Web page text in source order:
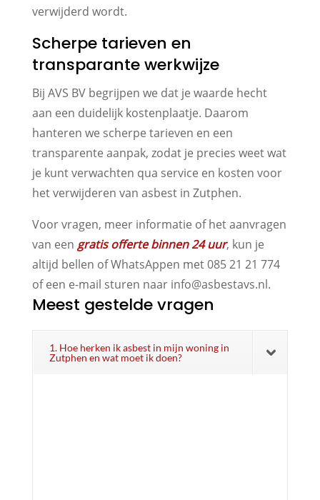
verwijderd wordt.
Scherpe tarieven en
transparante werkwijze
Bij AVS BV begrijpen we dat je waarde hecht
aan een duidelijk kostenplaatje. Daarom
hanteren we scherpe tarieven en een
transparente aanpak, zodat je precies weet wat
je kunt verwachten qua service en kosten voor
het verwijderen van asbest in Zutphen.
Voor vragen, meer informatie of het aanvragen
van een gratis offerte binnen 24 uur, kun je
altijd bellen of WhatsAppen met 085 21 21 774
of een e-mail sturen naar info@asbestavs.nl.
Meest gestelde vragen
1. Hoe herken ik asbest in mijn woning in
Zutphen en wat moet ik doen?